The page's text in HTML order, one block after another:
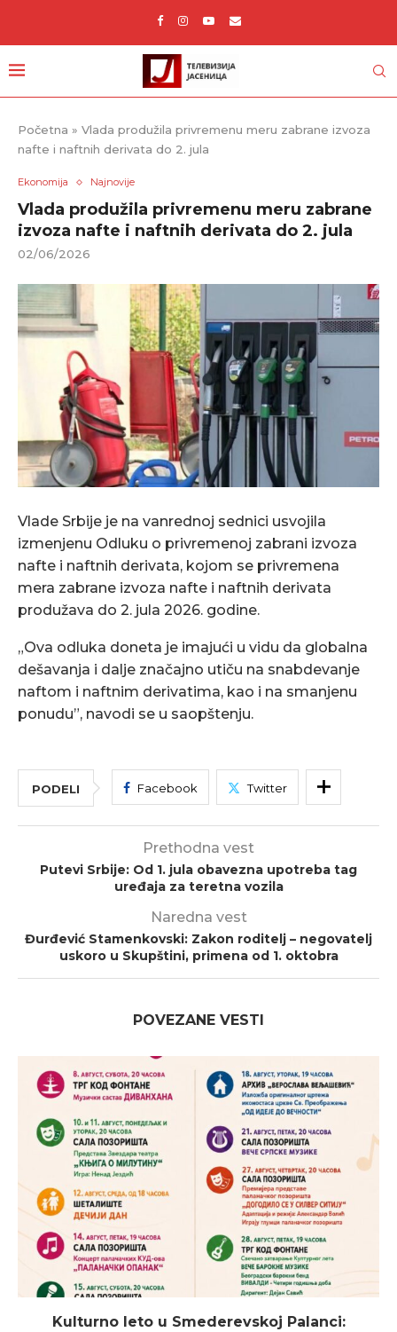
Početna » Vlada produžila privremenu meru zabrane izvoza
nafte i naftnih derivata do 2. jula
Ekonomija Najnovije
Vlada produžila privremenu meru zabrane
izvoza nafte i naftnih derivata do 2. jula
02/06/2026
Vlade Srbije je na vanrednoj sednici usvojila
izmenjenu Odluku o privremenoj zabrani izvoza
nafte i naftnih derivata, kojom se privremena
mera zabrane izvoza nafte i naftnih derivata
produžava do 2. jula 2026. godine.
„Ova odluka doneta je imajući u vidu da globalna
dešavanja i dalje značajno utiču na snabdevanje
naftom i naftnim derivatima, kao i na smanjenu
ponudu”, navodi se u saopštenju.
PODELI Facebook Twitter
Prethodna vest
Putevi Srbije: Od 1. jula obavezna upotreba tag
uređaja za teretna vozila
Naredna vest
Đurđević Stamenkovski: Zakon roditelj – negovatelj
uskoro u Skupštini, primena od 1. oktobra
POVEZANE VESTI
Kulturno leto u Smederevskoj Palanci: